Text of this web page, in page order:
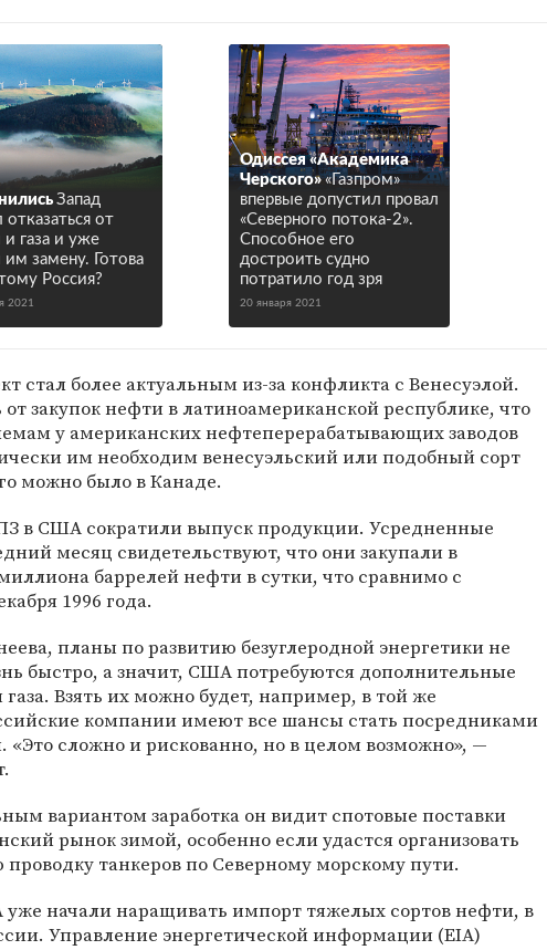
Запад
от
и газа и уже
замену. Готова
Россия?
2021
Одиссея «Академика
Черского» «Газпром»
впервые допустил провал
«Северного потока-2».
Способное его
достроить судно
потратило год зря
20 января 2021
стал более актуальным из-за конфликта с Венесуэлой.
закупок нефти в латиноамериканской республике, что
у американских нефтеперерабатывающих заводов
им необходим венесуэльский или подобный сорт
можно было в Канаде.
в США сократили выпуск продукции. Усредненные
месяц свидетельствуют, что они закупали в
баррелей нефти в сутки, что сравнимо с
1996 года.
планы по развитию безуглеродной энергетики не
быстро, а значит, США потребуются дополнительные
Взять их можно будет, например, в той же
компании имеют все шансы стать посредниками
«Это сложно и рискованно, но в целом возможно», —
вариантом заработка он видит спотовые поставки
рынок зимой, особенно если удастся организовать
проводку танкеров по Северному морскому пути.
начали наращивать импорт тяжелых сортов нефти, в
Управление энергетической информации (EIA)